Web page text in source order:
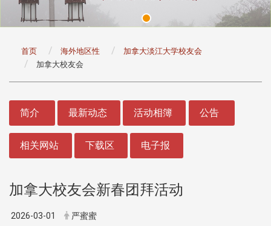
首页 海外地区性
加拿大淡江大学校友会
加拿大校友会
简介 最新动态 活动相簿 公告
相关网站 下载区 电子报
加拿大校友会新春团拜活动
2026-03-01 严蜜蜜